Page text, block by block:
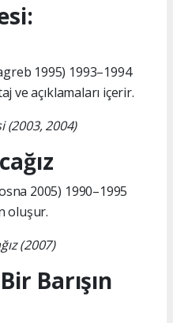
1995) 1993–1994
ve açıklamaları içerir.
(2003, 2004)
2005) 1990–1995
oluşur.
(2007)
Barışın